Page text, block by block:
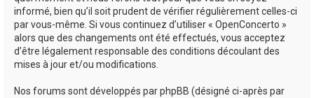
informé, bien qu’il soit prudent de vérifier régulièrement celles-ci
par vous-même. Si vous continuez d’utiliser « OpenConcerto »
alors que des changements ont été effectués, vous acceptez
d’être légalement responsable des conditions découlant des
mises à jour et/ou modifications.
Nos forums sont développés par phpBB (désigné ci-après par